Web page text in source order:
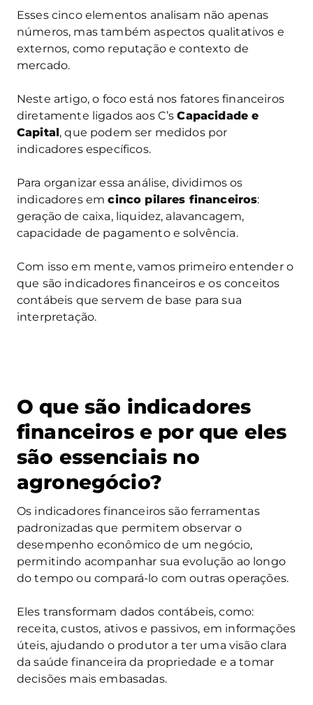
Esses cinco elementos analisam não apenas
números, mas também aspectos qualitativos e
externos, como reputação e contexto de
mercado.
Neste artigo, o foco está nos fatores financeiros
diretamente ligados aos C’sCapacidade e
Capital, que podem ser medidos por
indicadores específicos.
Para organizar essa análise, dividimos os
indicadores emcinco pilares financeiros:
geração de caixa, liquidez, alavancagem,
capacidade de pagamento e solvência.
Com isso em mente, vamos primeiro entender o
que são indicadores financeiros e os conceitos
contábeis que servem de base para sua
interpretação.
O que são indicadores
financeiros e por que eles
são essenciais no
agronegócio?
Os indicadores financeiros são ferramentas
padronizadas que permitem observar o
desempenho econômico de um negócio,
permitindo acompanhar sua evolução ao longo
do tempo ou compará-lo com outras operações.
Eles transformam dados contábeis, como:
receita, custos, ativos e passivos, em informações
úteis, ajudando o produtor a ter uma visão clara
da saúde financeira da propriedade e a tomar
decisões mais embasadas.